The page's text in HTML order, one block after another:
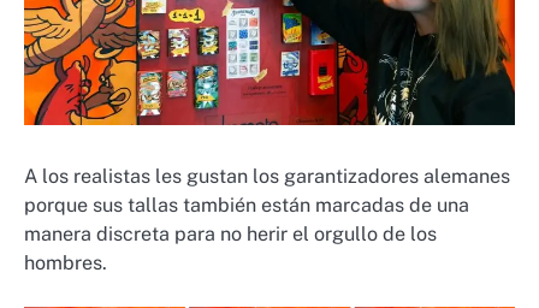
A los realistas les gustan los garantizadores alemanes
porque sus tallas también están marcadas de una
manera discreta para no herir el orgullo de los
hombres.